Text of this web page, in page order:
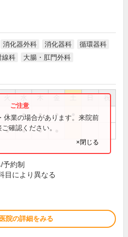
消化器外科 消化器科
循環器科
線科 大腸・肛門外科
祝
● ● ● ●
● ● ●
休業の場合があります。来院前
確認ください。
×閉じる
予約制
目により異なる
院の詳細をみる